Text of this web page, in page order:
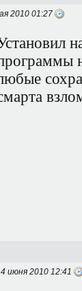
2010 01:27
4 июня 2010 12:41